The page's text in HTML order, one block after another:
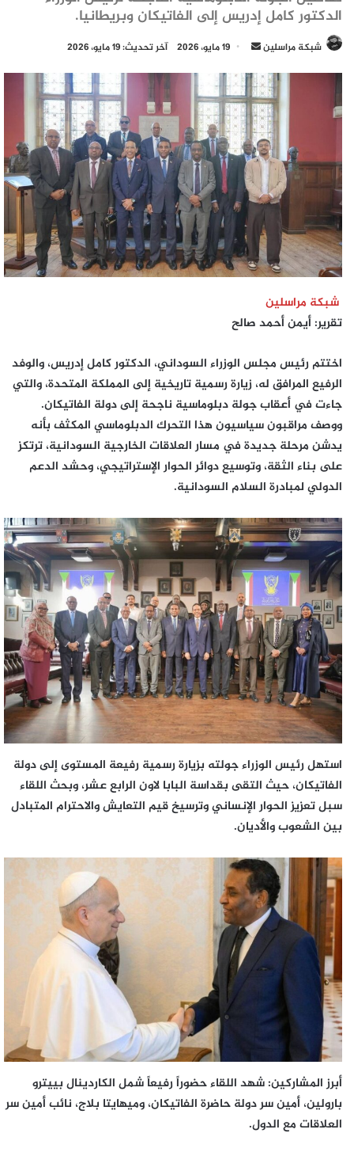
الدكتور كامل إدريس إلى الفاتيكان وبريطانيا.
شبكة مراسلين
أرسل
إلكترونيا
19 مايو، 2026 آخر تحديث: 19 مايو، 2026
شبكة مراسلين
تقرير: أيمن أحمد صالح
اختتم رئيس مجلس الوزراء السوداني، الدكتور كامل إدريس، والوفد
الرفيع المرافق له، زيارة رسمية تاريخية إلى المملكة المتحدة، والتي
جاءت في أعقاب جولة دبلوماسية ناجحة إلى دولة الفاتيكان.
ووصف مراقبون سياسيون هذا التحرك الدبلوماسي المكثف بأنه
يدشن مرحلة جديدة في مسار العلاقات الخارجية السودانية، ترتكز
على بناء الثقة، وتوسيع دوائر الحوار الإستراتيجي، وحشد الدعم
الدولي لمبادرة السلام السودانية.
استهل رئيس الوزراء جولته بزيارة رسمية رفيعة المستوى إلى دولة
الفاتيكان، حيث التقى بقداسة البابا لاون الرابع عشر، وبحث اللقاء
سبل تعزيز الحوار الإنساني وترسيخ قيم التعايش والاحترام المتبادل
بين الشعوب والأديان.
​أبرز المشاركين: شهد اللقاء حضوراً رفيعاً شمل الكاردينال بييترو
بارولين، أمين سر دولة حاضرة الفاتيكان، وميهايتا بلاج، نائب أمين سر
العلاقات مع الدول.